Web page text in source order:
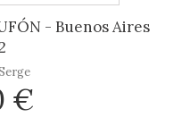
- Buenos Aires
€